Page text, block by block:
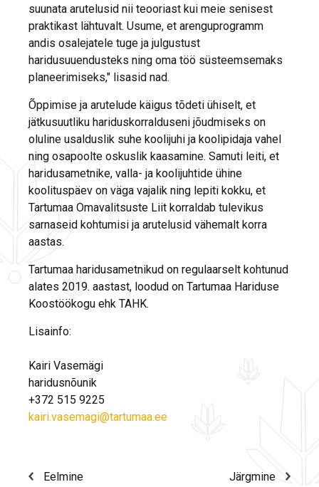
suunata arutelusid nii teooriast kui meie senisest
praktikast lähtuvalt. Usume, et arenguprogramm
andis osalejatele tuge ja julgustust
haridusuuendusteks ning oma töö süsteemsemaks
planeerimiseks," lisasid nad.
Õppimise ja arutelude käigus tõdeti ühiselt, et
jätkusuutliku hariduskorralduseni jõudmiseks on
oluline usalduslik suhe koolijuhi ja koolipidaja vahel
ning osapoolte oskuslik kaasamine. Samuti leiti, et
haridusametnike, valla- ja koolijuhtide ühine
koolituspäev on väga vajalik ning lepiti kokku, et
Tartumaa Omavalitsuste Liit korraldab tulevikus
sarnaseid kohtumisi ja arutelusid vähemalt korra
aastas.
Tartumaa haridusametnikud on regulaarselt kohtunud
alates 2019. aastast, loodud on Tartumaa Hariduse
Koostöökogu ehk TAHK.
Lisainfo:
Kairi Vasemägi
haridusnõunik
+372 515 9225
kairi.vasemagi@tartumaa.ee
Eelmine Järgmine